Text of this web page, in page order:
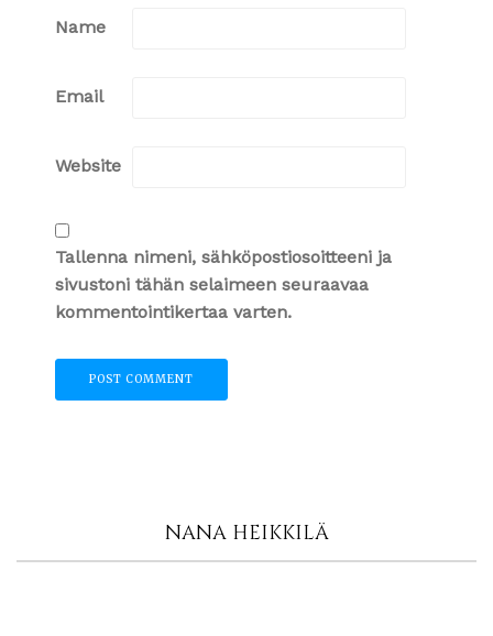
Name
Email
Website
Tallenna nimeni, sähköpostiosoitteeni ja
sivustoni tähän selaimeen seuraavaa
kommentointikertaa varten.
NANA HEIKKILÄ